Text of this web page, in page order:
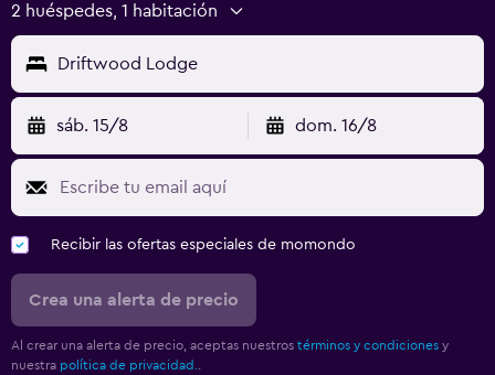
2 huéspedes, 1 habitación
Driftwood Lodge
sáb. 15/8 dom. 16/8
Recibir las ofertas especiales de momondo
Crea una alerta de precio
Al crear una alerta de precio, aceptas nuestros términos y condiciones y
nuestra política de privacidad.